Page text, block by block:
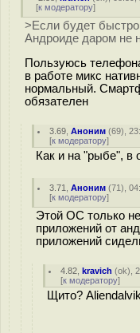
[к модератору]
>Если будет
Андроиде даром не
Пользуюсь
в работе микс
нормальный.
обязателен
3.69 ,Аноним (69),
[к модератору]
Как и на "рыбе", в
3.71 ,Аноним (71),
[к модератору]
Этой ОС только
приложений от
приложений
4.82 ,kravich (ok),
[к модератору]
Щито?